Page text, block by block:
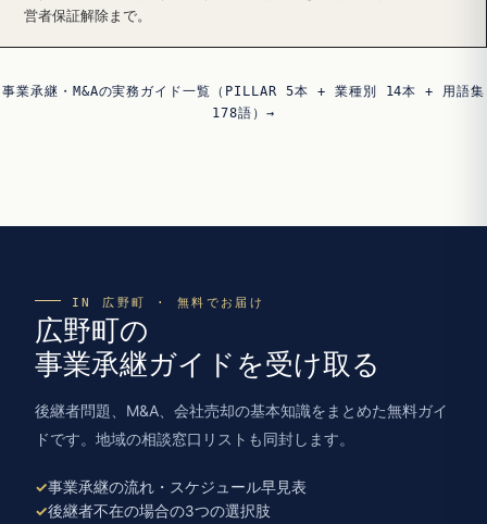
営者保証解除まで。
事業承継・M&Aの実務ガイド一覧（PILLAR 5本 + 業種別 14本 + 用語集
178語）→
IN 広野町 · 無料でお届け
広野町の
事業承継ガイドを受け取る
後継者問題、M&A、会社売却の基本知識をまとめた無料ガイ
ドです。地域の相談窓口リストも同封します。
事業承継の流れ・スケジュール早見表
後継者不在の場合の3つの選択肢